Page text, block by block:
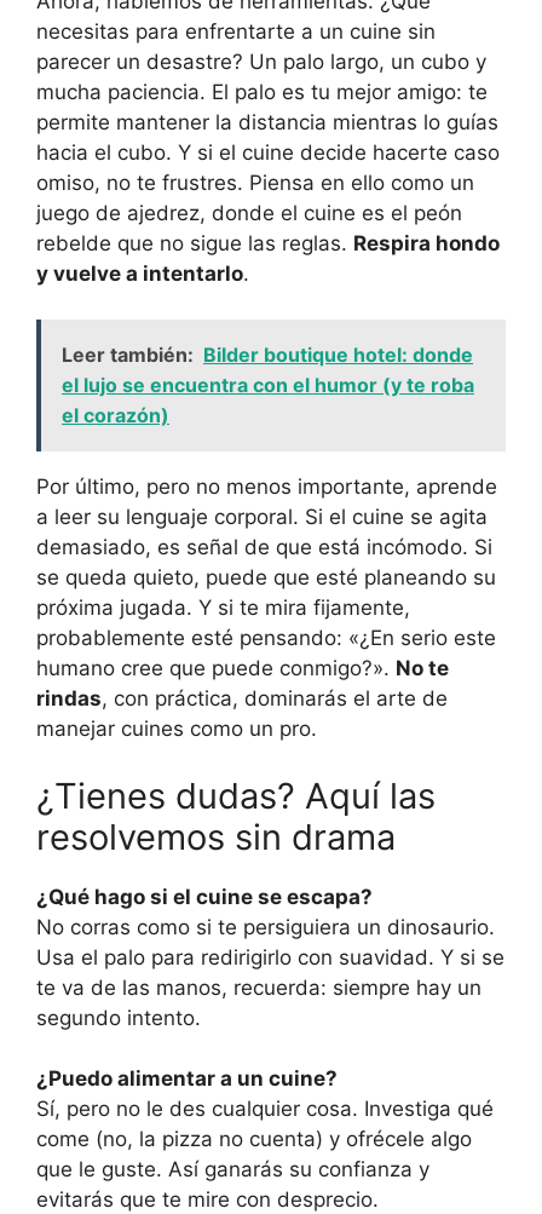
necesitas para enfrentarte a un cuine sin
parecer un desastre? Un palo largo, un cubo y
mucha paciencia. El palo es tu mejor amigo: te
permite mantener la distancia mientras lo guías
hacia el cubo. Y si el cuine decide hacerte caso
omiso, no te frustres. Piensa en ello como un
juego de ajedrez, donde el cuine es el peón
rebelde que no sigue las reglas. Respira hondo
y vuelve a intentarlo.
Leer también: Bilder boutique hotel: donde
el lujo se encuentra con el humor (y te roba
el corazón)
Por último, pero no menos importante, aprende
a leer su lenguaje corporal. Si el cuine se agita
demasiado, es señal de que está incómodo. Si
se queda quieto, puede que esté planeando su
próxima jugada. Y si te mira fijamente,
probablemente esté pensando: «¿En serio este
humano cree que puede conmigo?». No te
rindas, con práctica, dominarás el arte de
manejar cuines como un pro.
¿Tienes dudas? Aquí las
resolvemos sin drama
¿Qué hago si el cuine se escapa?
No corras como si te persiguiera un dinosaurio.
Usa el palo para redirigirlo con suavidad. Y si se
te va de las manos, recuerda: siempre hay un
segundo intento.
¿Puedo alimentar a un cuine?
Sí, pero no le des cualquier cosa. Investiga qué
come (no, la pizza no cuenta) y ofrécele algo
que le guste. Así ganarás su confianza y
evitarás que te mire con desprecio.